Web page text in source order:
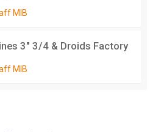
MIB
3" 3/4 & Droids Factory
MIB